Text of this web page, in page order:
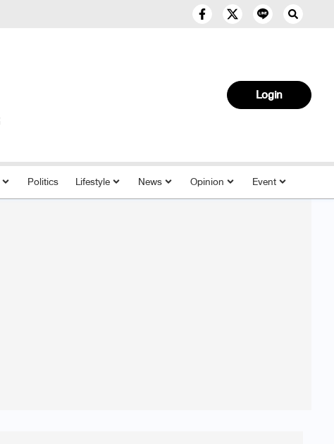
Login
Politics Lifestyle News Opinion Event